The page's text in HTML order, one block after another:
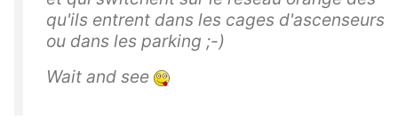
qu'ils entrent dans les cages d'ascenseurs
ou dans les parking ;-)
Wait and see